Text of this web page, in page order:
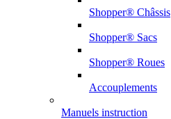
Shopper® Châssis
Shopper® Sacs
Shopper® Roues
Accouplements
Manuels instruction